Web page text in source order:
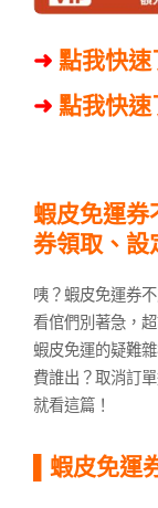
➜ 點我快速
➜ 點我快速
蝦皮免運券
券領取、設
咦？蝦皮免運券
看倌們別著急，
蝦皮免運的疑難
費誰出？取消訂
就看這篇！
▌蝦皮免運